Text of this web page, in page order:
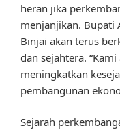
heran jika
menjanjikan. Bupati
Binjai akan terus
dan sejahtera.
meningkatkan
pembangunan
Sejarah